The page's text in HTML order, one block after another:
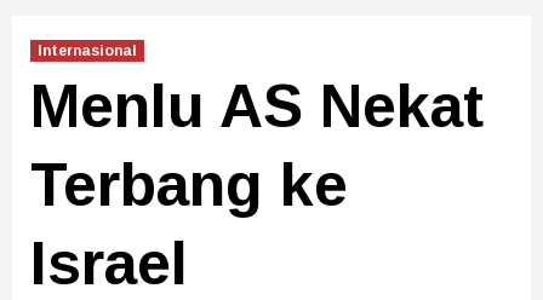
Internasional
Menlu AS Nekat
Terbang ke
Israel